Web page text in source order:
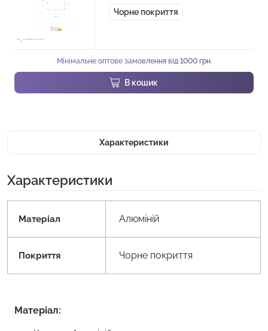
Чорне покриття
Мінімальне оптове замовлення від 1000 грн.
В кошик
Характеристики
Характеристики
Матеріал Алюміній
Покриття Чорне покриття
Матеріал: